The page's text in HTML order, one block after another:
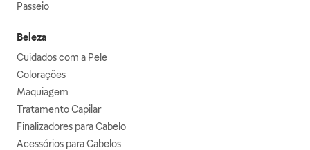
Passeio
Beleza
Cuidados com a Pele
Colorações
Maquiagem
Tratamento Capilar
Finalizadores para Cabelo
Acessórios para Cabelos